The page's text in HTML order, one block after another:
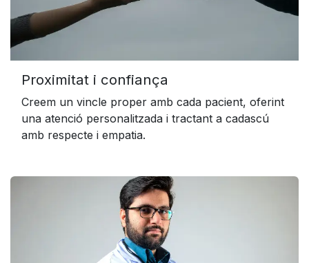
Proximitat i confiança
Creem un vincle proper amb cada pacient, oferint
una atenció personalitzada i tractant a cadascú
amb respecte i empatia.